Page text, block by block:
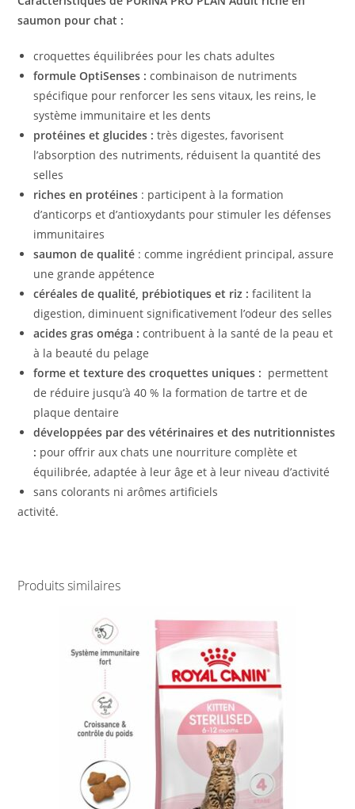
saumon pour chat :
croquettes équilibrées pour les chats adultes
formule OptiSenses : combinaison de nutriments
spécifique pour renforcer les sens vitaux, les reins, le
système immunitaire et les dents
protéines et glucides : très digestes, favorisent
l’absorption des nutriments, réduisent la quantité des
selles
riches en protéines : participent à la formation
d’anticorps et d’antioxydants pour stimuler les défenses
immunitaires
saumon de qualité : comme ingrédient principal, assure
une grande appétence
céréales de qualité, prébiotiques et riz : facilitent la
digestion, diminuent significativement l’odeur des selles
acides gras oméga : contribuent à la santé de la peau et
à la beauté du pelage
forme et texture des croquettes uniques : permettent
de réduire jusqu’à 40 % la formation de tartre et de
plaque dentaire
développées par des vétérinaires et des nutritionnistes
: pour offrir aux chats une nourriture complète et
équilibrée, adaptée à leur âge et à leur niveau d’activité
sans colorants ni arômes artificiels
activité.
Produits similaires